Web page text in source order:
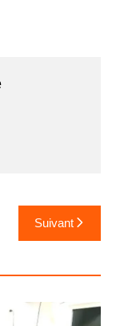
Suivant